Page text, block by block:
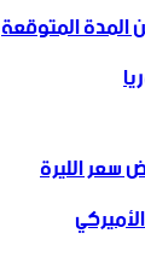
المدة المتوقعة
سعر الليرة